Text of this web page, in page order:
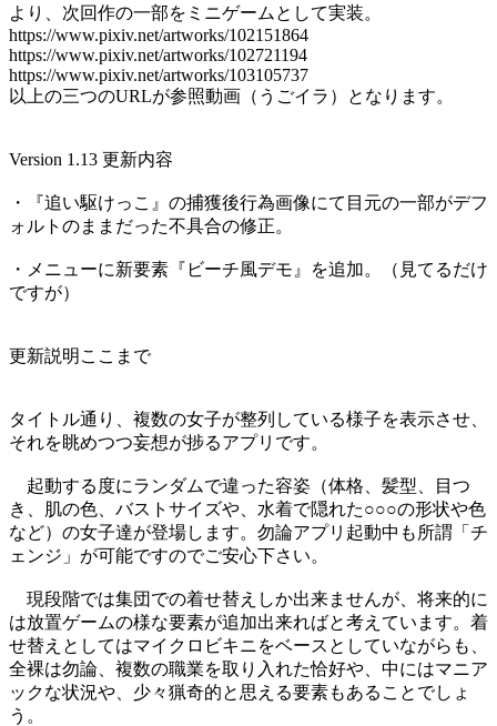
より、次回作の一部をミニゲームとして実装。
https://www.pixiv.net/artworks/102151864
https://www.pixiv.net/artworks/102721194
https://www.pixiv.net/artworks/103105737
以上の三つのURLが参照動画（うごイラ）となります。
Version 1.13 更新内容
・『追い駆けっこ』の捕獲後行為画像にて目元の一部がデフ
ォルトのままだった不具合の修正。
・メニューに新要素『ビーチ風デモ』を追加。（見てるだけ
ですが）
更新説明ここまで
タイトル通り、複数の女子が整列している様子を表示させ、
それを眺めつつ妄想が捗るアプリです。
起動する度にランダムで違った容姿（体格、髪型、目つ
き、肌の色、バストサイズや、水着で隠れた○○○の形状や色
など）の女子達が登場します。勿論アプリ起動中も所謂「チ
ェンジ」が可能ですのでご安心下さい。
現段階では集団での着せ替えしか出来ませんが、将来的に
は放置ゲームの様な要素が追加出来ればと考えています。着
せ替えとしてはマイクロビキニをベースとしていながらも、
全裸は勿論、複数の職業を取り入れた恰好や、中にはマニア
ックな状況や、少々猟奇的と思える要素もあることでしょ
う。